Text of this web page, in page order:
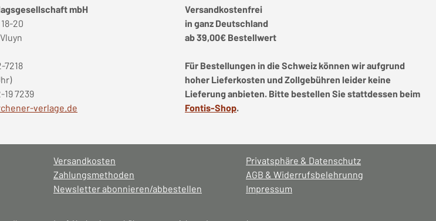
mbH
20
7218
7239
verlage.de
Versandkostenfrei
in ganz Deutschland
ab 39,00€ Bestellwert
Für Bestellungen in die Schweiz können wir aufgrund
hoher Lieferkosten und Zollgebühren leider keine
Lieferung anbieten. Bitte bestellen Sie stattdessen beim
Fontis-Shop.
Versandkosten
Zahlungsmethoden
Newsletter abonnieren/abbestellen
Privatsphäre & Datenschutz
AGB & Widerrufsbelehrunng
Impressum